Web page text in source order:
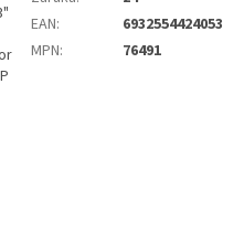
EAN:
6932554424053
MPN: 76491